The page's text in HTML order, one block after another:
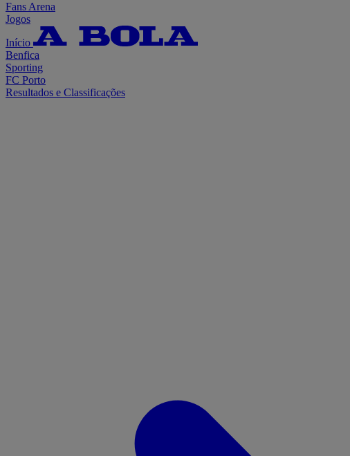
Fans Arena
Jogos
Início
Benfica
Sporting
FC Porto
Resultados e Classificações